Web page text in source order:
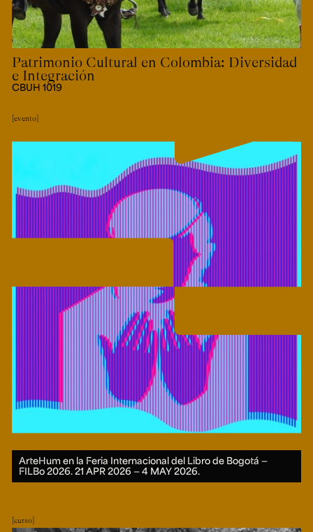
Patrimonio Cultural en Colombia: Diversidad
e Integración
CBUH 1019
evento
ArteHum en la Feria Internacional del Libro de Bogotá —
FILBo 2026.21 APR 2026 ― 4 MAY 2026.
curso